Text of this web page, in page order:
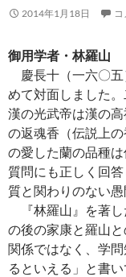
2014年1月18日
御用学者・林羅山
慶長十（一六〇五
めて対面しました
漢の光武帝は漢の
の返魂香（伝説上
の愛した蘭の品種
質問にも正しく回
質と関わりのない愚
『林羅山』を著し
の後の家康と羅山
関係ではなく、学
るといえる」と書い